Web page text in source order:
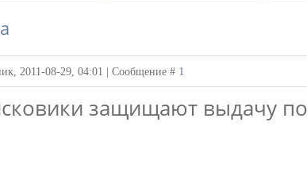
2011-08-29, 04:01 | Сообщение # 1
защищают выдачу